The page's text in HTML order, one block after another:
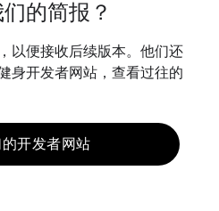
的简报？
以便接收后续版本。他们还
身开发者网站，查看过往的
开发者网站